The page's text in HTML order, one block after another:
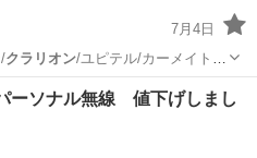
7月4日
クラリオン/ユピテル/カーメイト/
ビ ギボシ端子
ーソナル無線 値下げしまし